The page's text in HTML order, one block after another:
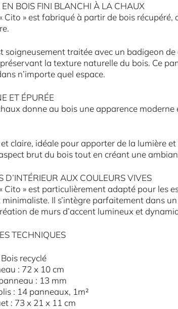
BOIS FINI BLANCHI À LA CHAUX
Cito » est fabriqué à partir de bois
soigneusement traitée avec un badigeon
la texture naturelle du bois. Ce
n’importe quel espace.
ET ÉPURÉE
donne au bois une apparence
claire, idéale pour apporter de la lumière
brut du bois tout en créant une
D’INTÉRIEUR AUX COULEURS VIVES
Cito » est particulièrement adapté pour les
Il s’intègre parfaitement dans
de murs d’accent lumineux et
TECHNIQUES
recyclé
: 72 x 10 cm
: 13 mm
: 14 panneaux, 1m²
: 73 x 21 x 11 cm